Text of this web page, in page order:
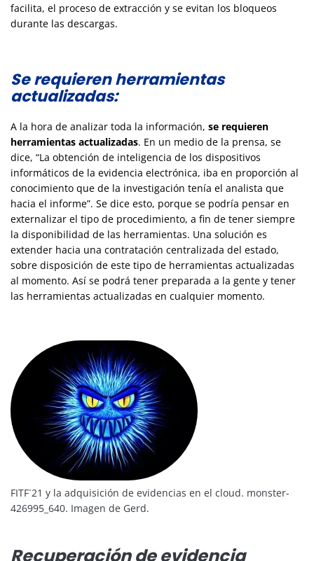
facilita, el proceso de extracción y se evitan los bloqueos
durante las descargas.
Se requieren herramientas
actualizadas:
A la hora de analizar toda la información, se requieren
herramientas actualizadas. En un medio de la prensa, se
dice, “La obtención de inteligencia de los dispositivos
informáticos de la evidencia electrónica, iba en proporción al
conocimiento que de la investigación tenía el analista que
hacia el informe”. Se dice esto, porque se podría pensar en
externalizar el tipo de procedimiento, a fin de tener siempre
la disponibilidad de las herramientas. Una solución es
extender hacia una contratación centralizada del estado,
sobre disposición de este tipo de herramientas actualizadas
al momento. Así se podrá tener preparada a la gente y tener
las herramientas actualizadas en cualquier momento.
FITF´21 y la adquisición de evidencias en el cloud. monster-
426995_640. Imagen de Gerd.
Recuperación de evidencia